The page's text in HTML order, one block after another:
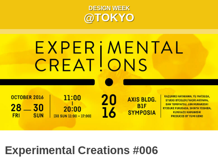
DESIGN WEEK
@TOKYO
Experimental Creations #006